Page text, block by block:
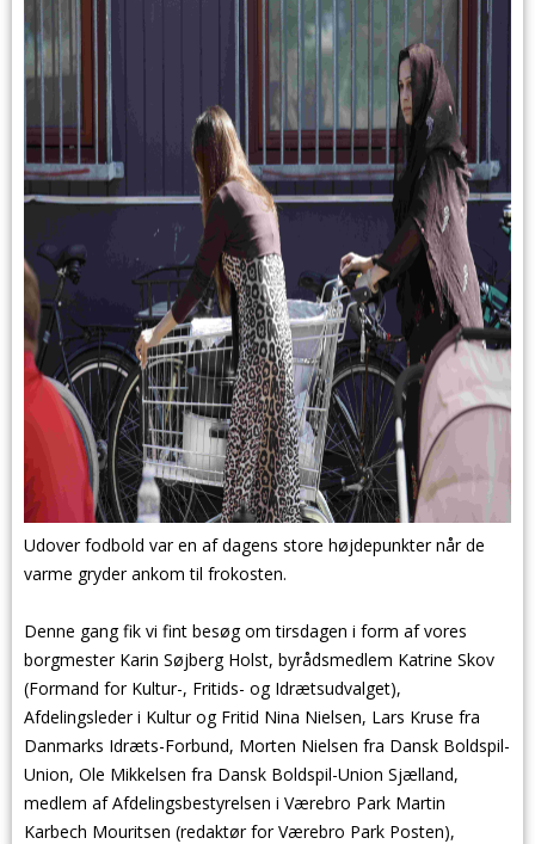
Udover fodbold var en af dagens store højdepunkter når de
varme gryder ankom til frokosten.
Denne gang fik vi fint besøg om tirsdagen i form af vores
borgmester Karin Søjberg Holst, byrådsmedlem Katrine Skov
(Formand for Kultur-, Fritids- og Idrætsudvalget),
Afdelingsleder i Kultur og Fritid Nina Nielsen, Lars Kruse fra
Danmarks Idræts-Forbund, Morten Nielsen fra Dansk Boldspil-
Union, Ole Mikkelsen fra Dansk Boldspil-Union Sjælland,
medlem af Afdelingsbestyrelsen i Værebro Park Martin
Karbech Mouritsen (redaktør for Værebro Park Posten),